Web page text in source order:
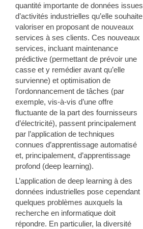
quantité importante de données issues
d’activités industrielles qu’elle souhaite
valoriser en proposant de nouveaux
services à ses clients. Ces nouveaux
services, incluant maintenance
prédictive (permettant de prévoir une
casse et y remédier avant qu’elle
survienne) et optimisation de
l’ordonnancement de tâches (par
exemple, vis-à-vis d’une offre
fluctuante de la part des fournisseurs
d’électricité), passent principalement
par l’application de techniques
connues d’apprentissage automatisé
et, principalement, d’apprentissage
profond (deep learning).
L’application de deep learning à des
données industrielles pose cependant
quelques problèmes auxquels la
recherche en informatique doit
répondre. En particulier, la diversité